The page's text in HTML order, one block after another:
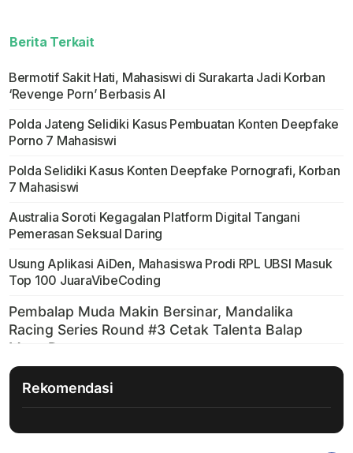
Berita Terkait
Bermotif Sakit Hati, Mahasiswi di Surakarta Jadi Korban
‘Revenge Porn’ Berbasis AI
Polda Jateng Selidiki Kasus Pembuatan Konten Deepfake
Porno 7 Mahasiswi
Polda Selidiki Kasus Konten Deepfake Pornografi, Korban
7 Mahasiswi
Australia Soroti Kegagalan Platform Digital Tangani
Pemerasan Seksual Daring
Usung Aplikasi AiDen, Mahasiswa Prodi RPL UBSI Masuk
Top 100 JuaraVibeCoding
Rekomendasi